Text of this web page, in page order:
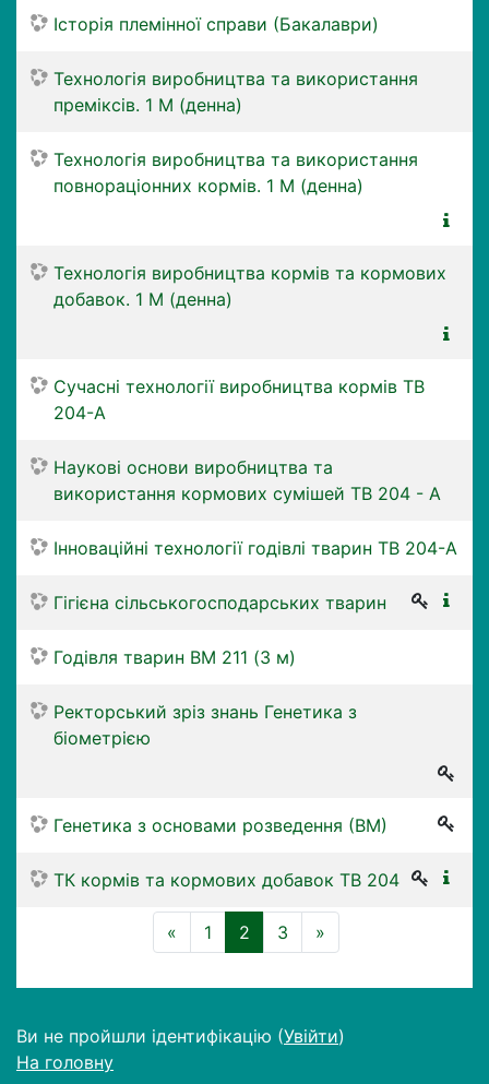
Історія племінної справи (Бакалаври)
Технологія виробництва та використання
преміксів. 1 М (денна)
Технологія виробництва та використання
повнораціонних кормів. 1 М (денна)
Технологія виробництва кормів та кормових
добавок. 1 М (денна)
Сучасні технології виробництва кормів ТВ
204-А
Наукові основи виробництва та
використання кормових сумішей ТВ 204 - А
Інноваційні технології годівлі тварин ТВ 204-А
Гігієна сільськогосподарських тварин
Годівля тварин ВМ 211 (3 м)
Ректорський зріз знань Генетика з
біометрією
Генетика з основами розведення (ВМ)
ТК кормів та кормових добавок ТВ 204
« Назад
1 2 (поточний)
3 »
Ви не пройшли ідентифікацію (Увійти)
На головну